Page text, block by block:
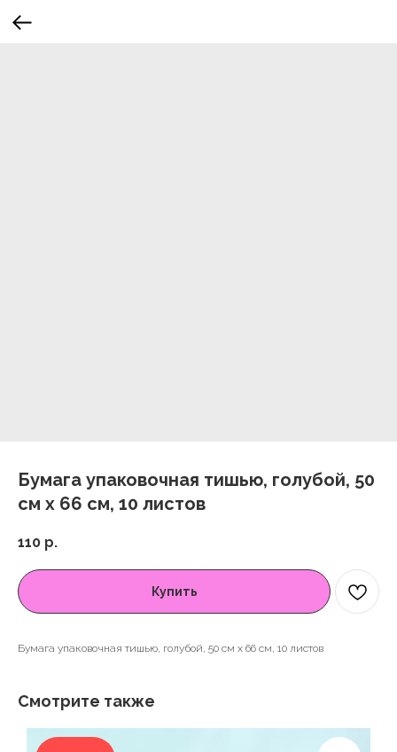
Бумага упаковочная тишью, голубой, 50
см х 66 см, 10 листов
110 р.
Купить
Бумага упаковочная тишью, голубой, 50 см х 66 см, 10 листов
Смотрите также